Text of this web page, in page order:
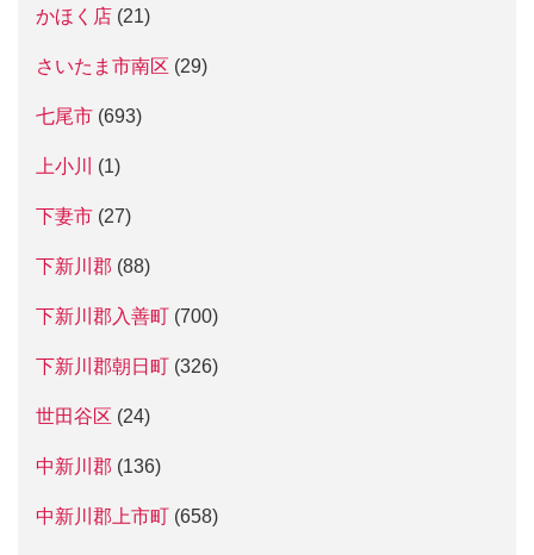
かほく店 (21)
さいたま市南区 (29)
七尾市 (693)
上小川 (1)
下妻市 (27)
下新川郡 (88)
下新川郡入善町 (700)
下新川郡朝日町 (326)
世田谷区 (24)
中新川郡 (136)
中新川郡上市町 (658)